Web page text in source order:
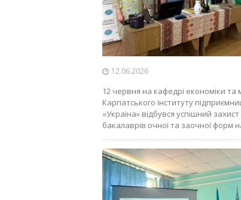
12.06.2026
12 червня на кафедрі економіки
Карпатського інституту
«Україна» відбувся успішний захист
бакалаврів очної та заочної форм